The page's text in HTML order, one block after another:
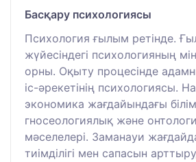
Басқару психологиясы
Психология ғылым ретінде.
жүйесіндегі психологияның
орны. Оқыту процесінде
іс-әрекетінің психологиясы.
экономика жағдайындағы білім
гносеологиялық және
мәселелері. Заманауи
тиімділігі мен сапасын